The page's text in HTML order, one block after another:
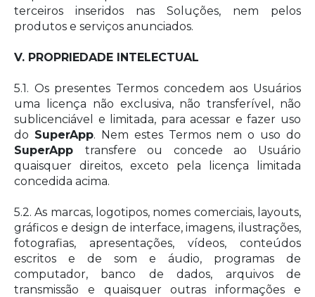
terceiros inseridos nas Soluções, nem pelos
produtos e serviços anunciados.
V. PROPRIEDADE INTELECTUAL
5.1. Os presentes Termos concedem aos Usuários
uma licença não exclusiva, não transferível, não
sublicenciável e limitada, para acessar e fazer uso
do SuperApp. Nem estes Termos nem o uso do
SuperApp transfere ou concede ao Usuário
quaisquer direitos, exceto pela licença limitada
concedida acima.
5.2. As marcas, logotipos, nomes comerciais, layouts,
gráficos e design de interface, imagens, ilustrações,
fotografias, apresentações, vídeos, conteúdos
escritos e de som e áudio, programas de
computador, banco de dados, arquivos de
transmissão e quaisquer outras informações e